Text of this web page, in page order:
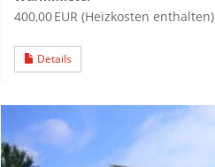
400,00 EUR (Heizkosten enthalten)
Details